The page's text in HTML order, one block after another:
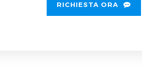
RICHIESTA ORA